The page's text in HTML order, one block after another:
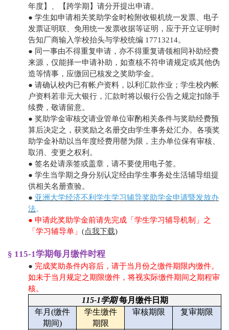
年度】、【跨学期】请分开提出申请。
● 学生如申请相关奖助学金时检附收银机统一发票、电子
发票证明联、免用统一发票收据等证明，应于开立证明时
告知厂商输入学校抬头与学校统编 17713214。
● 同一事由不得重复申请，亦不得重复请领相同补助经费
来源，仅能择一申请补助，如查核不符申请规定或其他伪
造等情事，应缴回已核发之奖助学金。
● 请确认校内已有帐户资料，以利汇款作业；学生校内帐
户资料若非元大银行，汇款时将以银行公告之规定扣除手
续费，敬请留意。
● 奖助学金审核交请业管单位审酌相关条件与奖助经费预
算后决定之，获奖励之名册交由学生事务处汇办。各项奖
助学金补助以当年度经费用罄为限，主办单位保有审核、
取消、变更之权利。
● 签名处请亲签或盖章，请不要使用电子签。
● 学生当学期之身分别认定经由学生事务处生活辅导组提
供相关名册查验。
● 亚洲大学经济不利学生学习辅导奖助学金申请暨发放办
法。
● 申请此奖助学金前请先完成「学生学习辅导机制」之
「学习辅导单」 (点我下载)
§ 115-1学期每月缴件时程
● 完成奖助条件内容后，请于当月份之缴件期限内缴件。
如未于当月规定之期限缴件，将视实际缴件期间之期程审
核。
115-1学期每月缴件日期
年月(缴件
期间)
学生缴件
期限
审核期限 复审期限